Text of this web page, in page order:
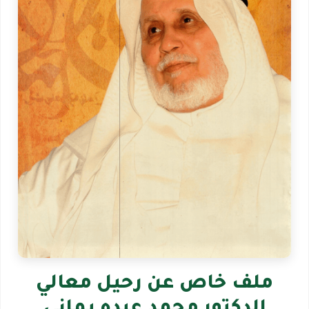
ملف خاص عن رحيل معالي